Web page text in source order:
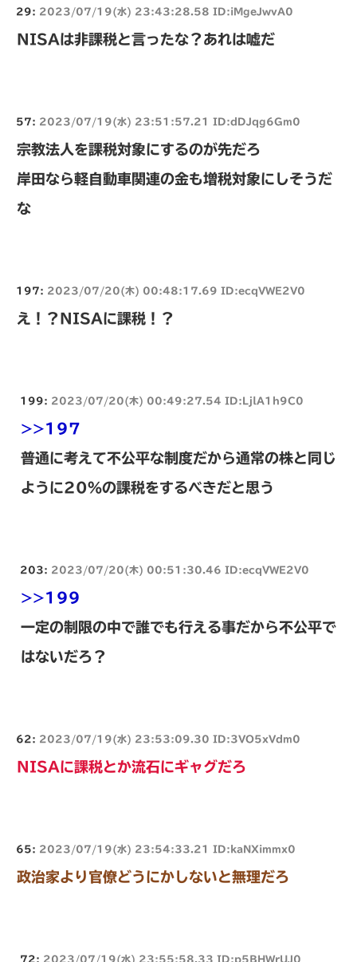
29: 2023/07/19(水) 23:43:28.58 ID:iMgeJwvA0
NISAは非課税と言ったな？あれは嘘だ
57: 2023/07/19(水) 23:51:57.21 ID:dDJqg6Gm0
宗教法人を課税対象にするのが先だろ
岸田なら軽自動車関連の金も増税対象にしそうだ
な
197: 2023/07/20(木) 00:48:17.69 ID:ecqVWE2V0
え！？NISAに課税！？
199: 2023/07/20(木) 00:49:27.54 ID:LjlA1h9C0
>>197
普通に考えて不公平な制度だから通常の株と同じ
ように20％の課税をするべきだと思う
203: 2023/07/20(木) 00:51:30.46 ID:ecqVWE2V0
>>199
一定の制限の中で誰でも行える事だから不公平で
はないだろ？
62: 2023/07/19(水) 23:53:09.30 ID:3VO5xVdm0
NISAに課税とか流石にギャグだろ
65: 2023/07/19(水) 23:54:33.21 ID:kaNXimmx0
政治家より官僚どうにかしないと無理だろ
72: 2023/07/19(水) 23:55:58.33 ID:p5BHWrUJ0